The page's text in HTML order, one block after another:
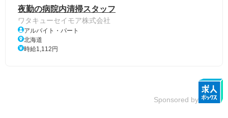
夜勤の病院内清掃スタッフ
ワタキューセイモア株式会社
アルバイト・パート
北海道
時給1,112円
Sponsored by